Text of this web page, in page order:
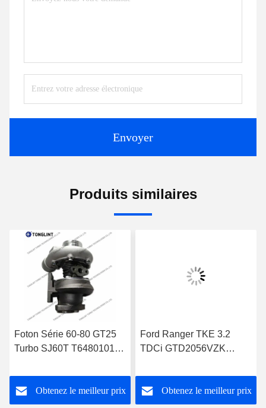
Envoyer
Produits similaires
Foton Série 60-80 GT25
Turbo SJ60T T64801019
Turbocompresseur
Obtenez le meilleur prix
Ford Ranger TKE 3.2
TDCi GTD2056VZK
FB3Q6K682DB
Obtenez le meilleur prix